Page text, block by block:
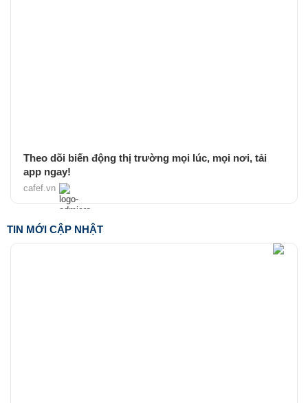
Theo dõi biến động thị trường mọi lúc, mọi nơi, tải
app ngay!
cafef.vn
TIN MỚI CẬP NHẬT